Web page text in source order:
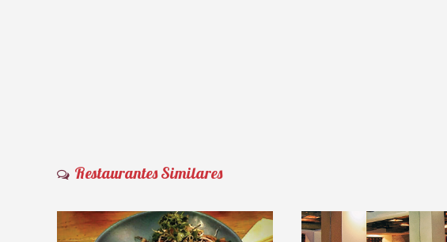
Restaurantes Similares